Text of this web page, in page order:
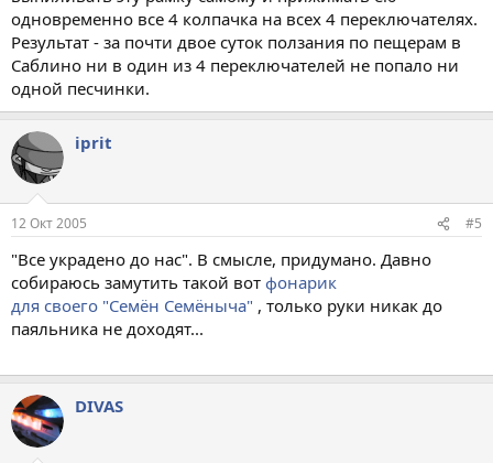
одновременно все 4 колпачка на всех 4 переключателях.
Результат - за почти двое суток ползания по пещерам в
Саблино ни в один из 4 переключателей не попало ни
одной песчинки.
iprit
12 Окт 2005 #5
"Все украдено до нас". В смысле, придумано. Давно
собираюсь замутить такой вот фонарик
для своего "Семён Семёныча" , только руки никак до
паяльника не доходят...
DIVAS